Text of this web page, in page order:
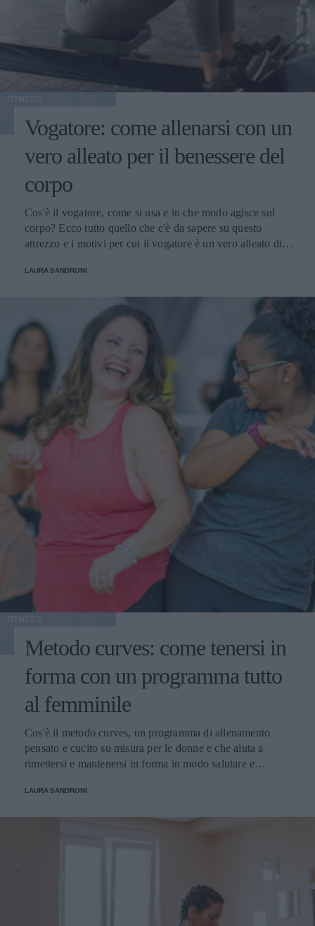
Vogatore: come allenarsi con un
vero alleato per il benessere del
corpo
Cos'è il vogatore, come si usa e in che modo agisce sul
corpo? Ecco tutto quello che c'è da sapere su questo
attrezzo e i motivi per cui il vogatore è un vero alleato di
LAURA SANDRONI
Metodo curves: come tenersi in
forma con un programma tutto
al femminile
Cos'è il metodo curves, un programma di allenamento
pensato e cucito su misura per le donne e che aiuta a
rimettersi e mantenersi in forma in modo salutare e
LAURA SANDRONI